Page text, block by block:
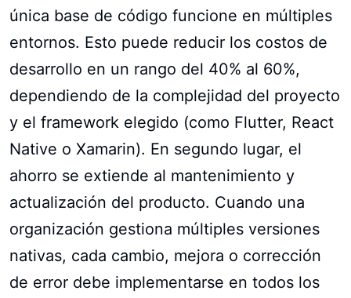
única base de código funcione en múltiples
entornos. Esto puede reducir los costos de
desarrollo en un rango del 40% al 60%,
dependiendo de la complejidad del proyecto
y el framework elegido (como Flutter, React
Native o Xamarin). En segundo lugar, el
ahorro se extiende al mantenimiento y
actualización del producto. Cuando una
organización gestiona múltiples versiones
nativas, cada cambio, mejora o corrección
de error debe implementarse en todos los